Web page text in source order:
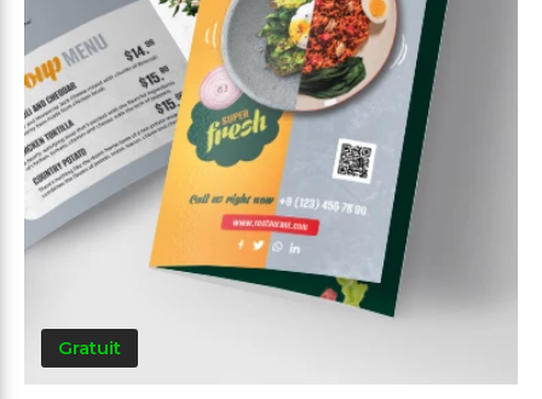
Gratuit